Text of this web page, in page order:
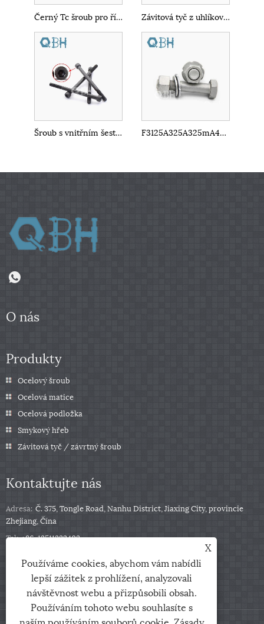
Černý Tc šroub pro řízení vysokého střihu Závitová tyč z uhlíkové oceli ASTM A307 třídy B
Šroub s vnitřním šestihranem DIN912 F3125A325A325mA490A490m Šestihranný šroub z uhlíkové oceli
O nás
Produkty
Ocelový šroub
Ocelová matice
Ocelová podložka
Smykový hřeb
Závitová tyč / závrtný šroub
Kontaktujte nás
Adresa: Č. 375, Tongle Road, Nanhu District, Jiaxing City, provincie
Zhejiang, Čína
Tel: +86-13511332403
E-mailem:
sales@qbfastener.cn
X
Používáme cookies, abychom vám nabídli
lepší zážitek z prohlížení, analyzovali
návštěvnost webu a přizpůsobili obsah.
Používáním tohoto webu souhlasíte s